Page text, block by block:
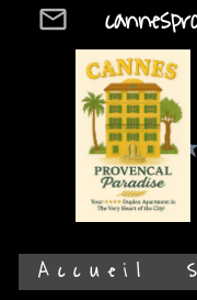
Accueil
mail_outline